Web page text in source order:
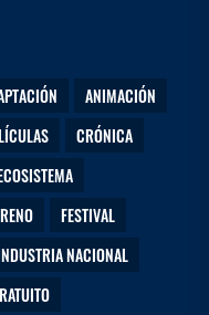
ANIMACIÓN
CRÓNICA
ECOSISTEMA
FESTIVAL
INDUSTRIA NACIONAL